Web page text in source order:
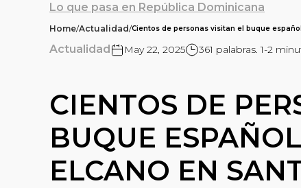
Lo que pasa en República Dominicana
Home/Actualidad/Cientos de personas visitan el buque
Actualidad May 22, 2025 361 palabras. 1-2
CIENTOS DE
BUQUE
ELCANO EN